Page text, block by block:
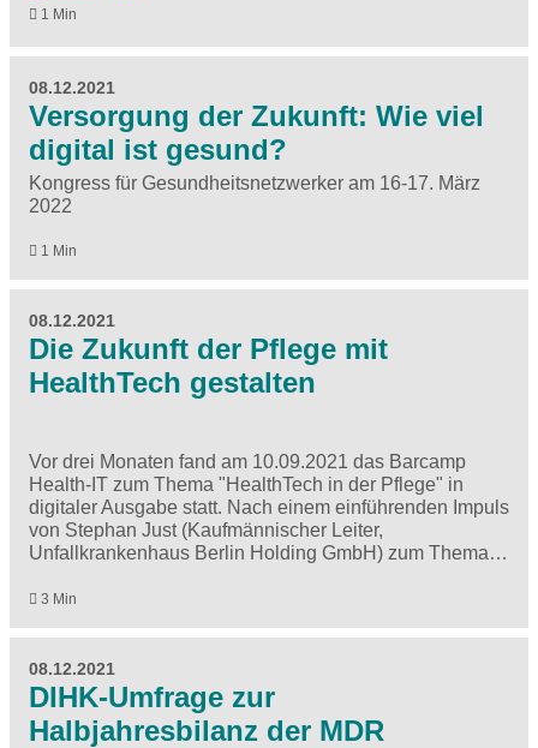
1 Min
08.12.2021
Versorgung der Zukunft: Wie viel
digital ist gesund?
Kongress für Gesundheitsnetzwerker am 16-17. März
2022
1 Min
08.12.2021
Die Zukunft der Pflege mit
HealthTech gestalten
Vor drei Monaten fand am 10.09.2021 das Barcamp
Health-IT zum Thema "HealthTech in der Pflege" in
digitaler Ausgabe statt. Nach einem einführenden Impuls
von Stephan Just (Kaufmännischer Leiter,
Unfallkrankenhaus Berlin Holding GmbH) zum Thema…
3 Min
08.12.2021
DIHK-Umfrage zur
Halbjahresbilanz der MDR